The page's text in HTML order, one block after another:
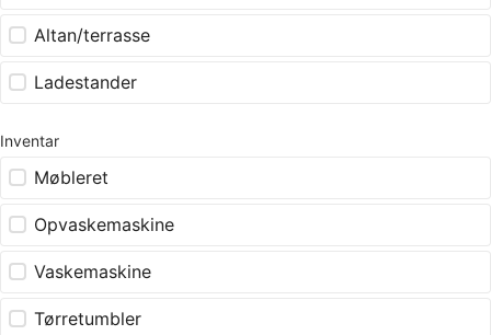
Altan/terrasse
Ladestander
Inventar
Møbleret
Opvaskemaskine
Vaskemaskine
Tørretumbler